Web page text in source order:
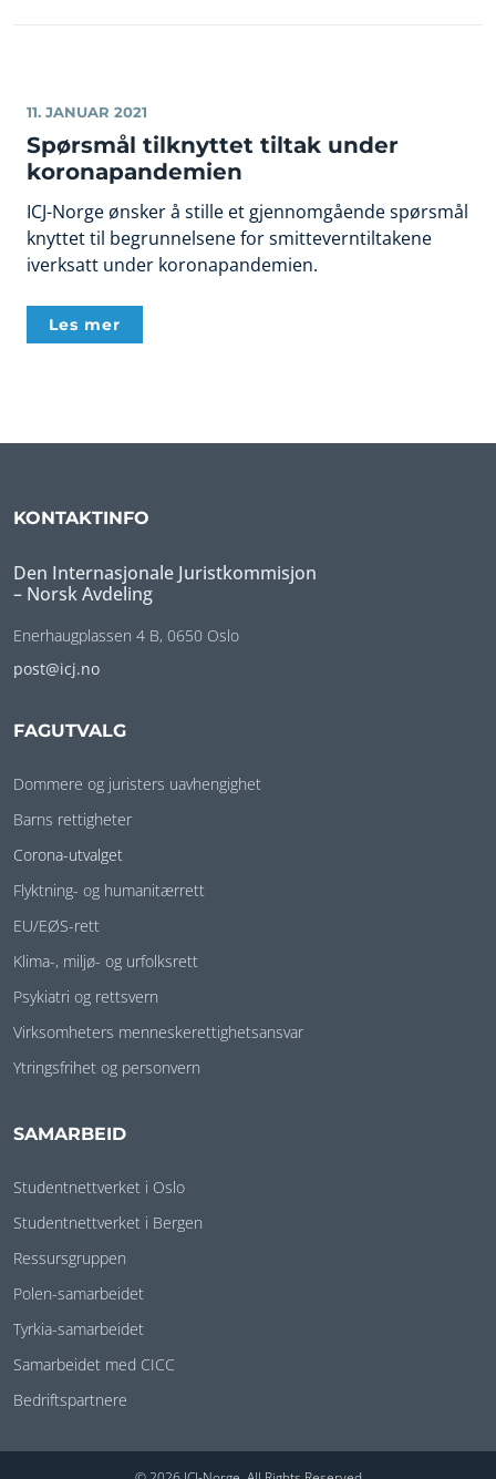
11. JANUAR 2021
Spørsmål tilknyttet tiltak under
koronapandemien
ICJ-Norge ønsker å stille et gjennomgående spørsmål
knyttet til begrunnelsene for smitteverntiltakene
iverksatt under koronapandemien.
Les mer
KONTAKTINFO
Den Internasjonale Juristkommisjon
– Norsk Avdeling
Enerhaugplassen 4 B, 0650 Oslo
post@icj.no
FAGUTVALG
Dommere og juristers uavhengighet
Barns rettigheter
Corona-utvalget
Flyktning- og humanitærrett
EU/EØS-rett
Klima-, miljø- og urfolksrett
Psykiatri og rettsvern
Virksomheters menneskerettighetsansvar
Ytringsfrihet og personvern
SAMARBEID
Studentnettverket i Oslo
Studentnettverket i Bergen
Ressursgruppen
Polen-samarbeidet
Tyrkia-samarbeidet
Samarbeidet med CICC
Bedriftspartnere